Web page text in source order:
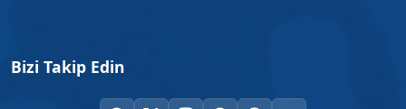
Bizi Takip Edin